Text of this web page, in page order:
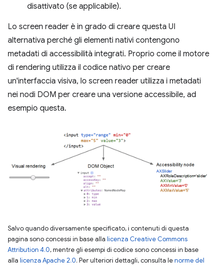
disattivato (se applicabile).
Lo screen reader è in grado di creare questa UI
alternativa perché gli elementi nativi contengono
metadati di accessibilità integrati. Proprio come il motore
di rendering utilizza il codice nativo per creare
un'interfaccia visiva, lo screen reader utilizza i metadati
nei nodi DOM per creare una versione accessibile, ad
esempio questa.
Salvo quando diversamente specificato, i contenuti di questa
pagina sono concessi in base alla licenza Creative Commons
Attribution 4.0, mentre gli esempi di codice sono concessi in base
alla licenza Apache 2.0. Per ulteriori dettagli, consulta lenorme del